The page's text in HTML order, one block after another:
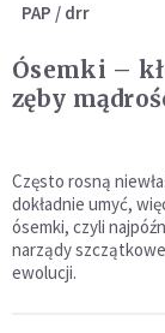
PAP / drr
Ósemki –
zęby
Często rosną
dokładnie umyć,
ósemki, czyli
narządy
ewolucji.